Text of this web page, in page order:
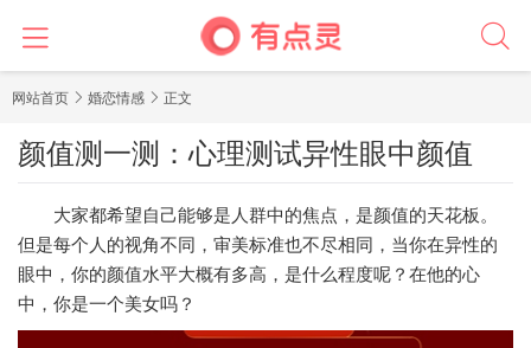
网站首页 婚恋情感 正文
颜值测一测：心理测试异性眼中颜值
大家都希望自己能够是人群中的焦点，是颜值的天花板。
但是每个人的视角不同，审美标准也不尽相同，当你在异性的
眼中，你的颜值水平大概有多高，是什么程度呢？在他的心
中，你是一个美女吗？